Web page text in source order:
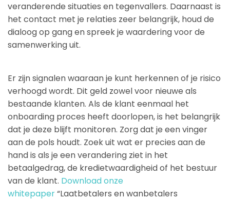
veranderende situaties en tegenvallers. Daarnaast is
het contact met je relaties zeer belangrijk, houd de
dialoog op gang en spreek je waardering voor de
samenwerking uit.
Er zijn signalen waaraan je kunt herkennen of je risico
verhoogd wordt. Dit geld zowel voor nieuwe als
bestaande klanten. Als de klant eenmaal het
onboarding proces heeft doorlopen, is het belangrijk
dat je deze blijft monitoren. Zorg dat je een vinger
aan de pols houdt. Zoek uit wat er precies aan de
hand is als je een verandering ziet in het
betaalgedrag, de kredietwaardigheid of het bestuur
van de klant. Download onze
whitepaper“Laatbetalers en wanbetalers